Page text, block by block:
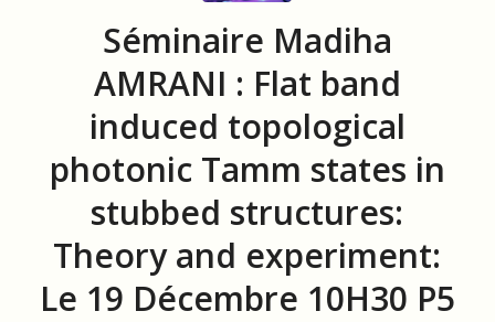
Séminaire Madiha
AMRANI : Flat band
induced topological
photonic Tamm states in
stubbed structures:
Theory and experiment:
Le 19 Décembre 10H30 P5